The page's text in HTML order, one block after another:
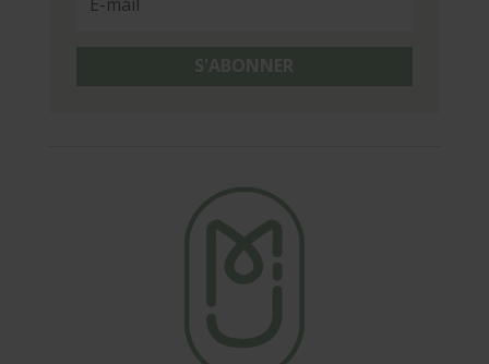
S'ABONNER